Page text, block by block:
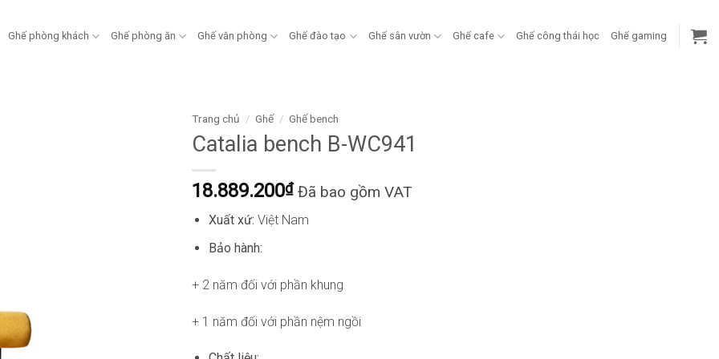
Ghế phòng khách Ghế phòng ăn Ghế văn phòng Ghế đào tạo Ghế sân vườn Ghế cafe Ghế công thái học Ghế gaming
Trang chủ / Ghế / Ghế bench
Catalia bench B-WC941
18.889.200₫ Đã bao gồm VAT
Xuất xứ: Việt Nam
Bảo hành:
+ 2 năm đối với phần khung
+ 1 năm đối với phần nệm ngồi